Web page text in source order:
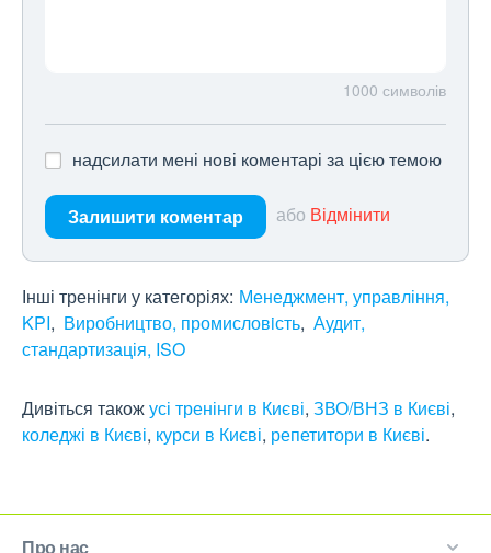
1000 символів
надсилати мені нові коментарі за цією темою
Залишити коментар або Відмінити
Інші тренінги у категоріях: Менеджмент, управління,
KPI
Виробництво, промисловiсть Аудит,
стандартизація, ISO
Дивіться такожусі тренінги в Києві, ЗВО/ВНЗ в Києві,
коледжі в Києві, курси в Києві, репетитори в Києві.
Про нас